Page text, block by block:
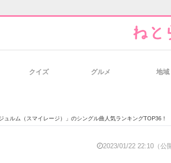
クイズ グルメ 地域
ュルム（スマイレージ）」のシングル曲人気ランキングTOP36！ 第1位は「46
2023/01/22 22:10（公